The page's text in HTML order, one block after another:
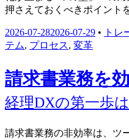
押さえておくべきポイント
2026-07-282026-07-29 • トレ
テム, プロセス, 変革
請求書業務を
経理DXの第一歩
請求書業務の非効率は、ツ